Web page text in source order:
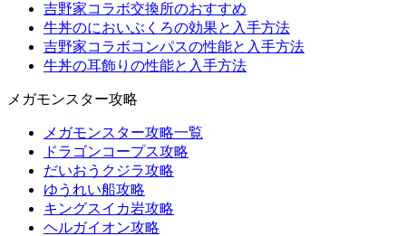
吉野家コラボ交換所のおすすめ
牛丼のにおいぶくろの効果と入手方法
吉野家コラボコンパスの性能と入手方法
牛丼の耳飾りの性能と入手方法
メガモンスター攻略
メガモンスター攻略一覧
ドラゴンコープス攻略
だいおうクジラ攻略
ゆうれい船攻略
キングスイカ岩攻略
ヘルガイオン攻略